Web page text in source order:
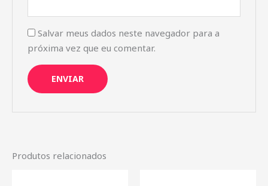
Salvar meus dados neste navegador para a
próxima vez que eu comentar.
Produtos relacionados